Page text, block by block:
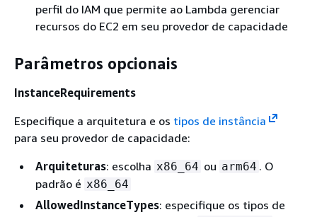
perfil do IAM que permite ao Lambda gerenciar
recursos do EC2 em seu provedor de capacidade
Parâmetros opcionais
InstanceRequirements
Especifique a arquitetura e os tipos de instância
para seu provedor de capacidade:
Arquiteturas: escolha x86_64 ou arm64 . O
padrão é x86_64
AllowedInstanceTypes: especifique os tipos de